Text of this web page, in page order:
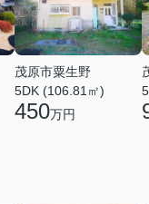
茂原市粟生野
5DK (106.81㎡)
450万円